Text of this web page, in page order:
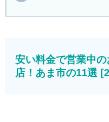
安い料金で営業中
店！あま市の11選